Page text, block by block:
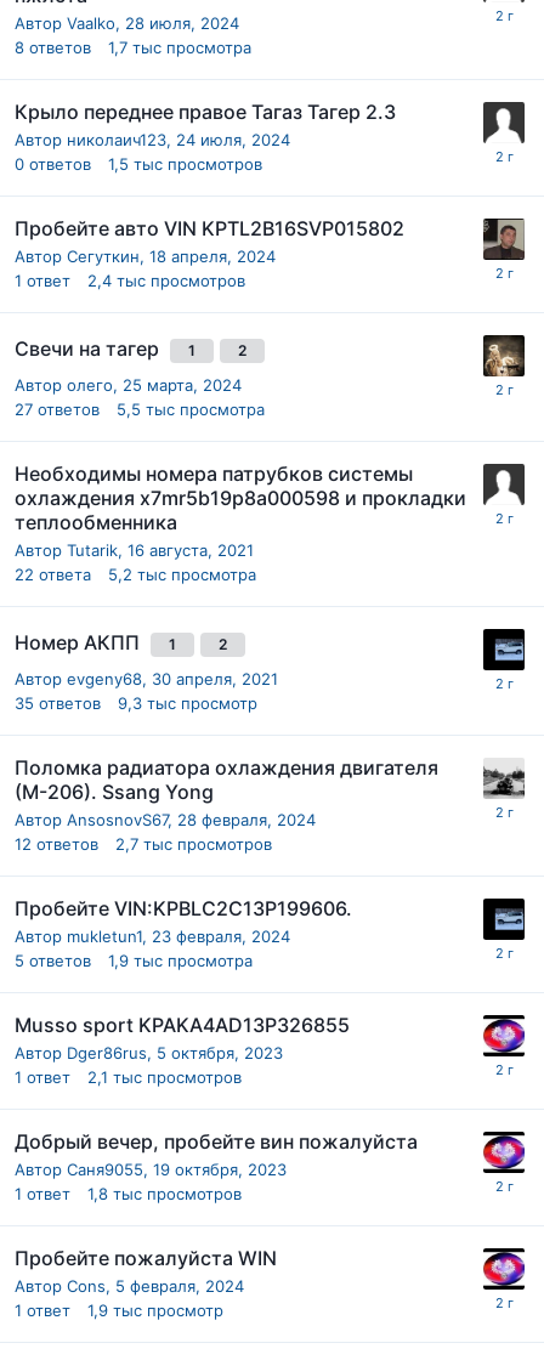
Автор Vaalko, 28 июля, 2024
8 ответов 1,7 тыс просмотра
Крыло переднее правое Тагаз Тагер 2.3
Автор николаич123, 24 июля, 2024
0 ответов 1,5 тыс просмотров
Пробейте авто VIN KPTL2B16SVP015802
Автор Сегуткин, 18 апреля, 2024
1 ответ 2,4 тыс просмотров
Свечи на тагер 1 2
Автор олего, 25 марта, 2024
27 ответов 5,5 тыс просмотра
Необходимы номера патрубков системы
охлаждения x7mr5b19p8a000598 и прокладки
теплообменника
Автор Tutarik, 16 августа, 2021
22 ответа 5,2 тыс просмотра
Номер АКПП 1 2
Автор evgeny68, 30 апреля, 2021
35 ответов 9,3 тыс просмотр
Поломка радиатора охлаждения двигателя
(М-206). Ssang Yong
Автор AnsosnovS67, 28 февраля, 2024
12 ответов 2,7 тыс просмотров
Пробейте VIN:KPBLC2C13P199606.
Автор mukletun1, 23 февраля, 2024
5 ответов 1,9 тыс просмотра
Musso sport KPAKA4AD13P326855
Автор Dger86rus, 5 октября, 2023
1 ответ 2,1 тыс просмотров
Добрый вечер, пробейте вин пожалуйста
Автор Саня9055, 19 октября, 2023
1 ответ 1,8 тыс просмотров
Пробейте пожалуйста WIN
Автор Cons, 5 февраля, 2024
1 ответ 1,9 тыс просмотр